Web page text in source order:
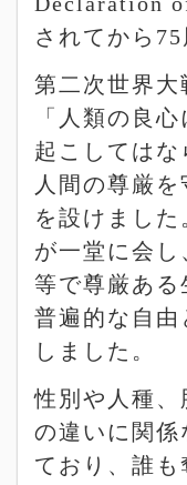
されてから 75
第二次世界大
「人類の良
起こしてはな
人間の尊厳
を設けました
が一堂に会
等で尊厳ある
普遍的な自由
しました。
性別や人種、
の違いに関係
ており、誰